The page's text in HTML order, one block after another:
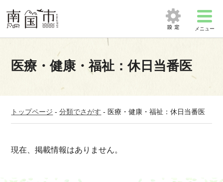
メニュー
医療・健康・福祉：休日当番医
トップページ -分類でさがす - 医療・健康・福祉：休日当番医
現在、掲載情報はありません。